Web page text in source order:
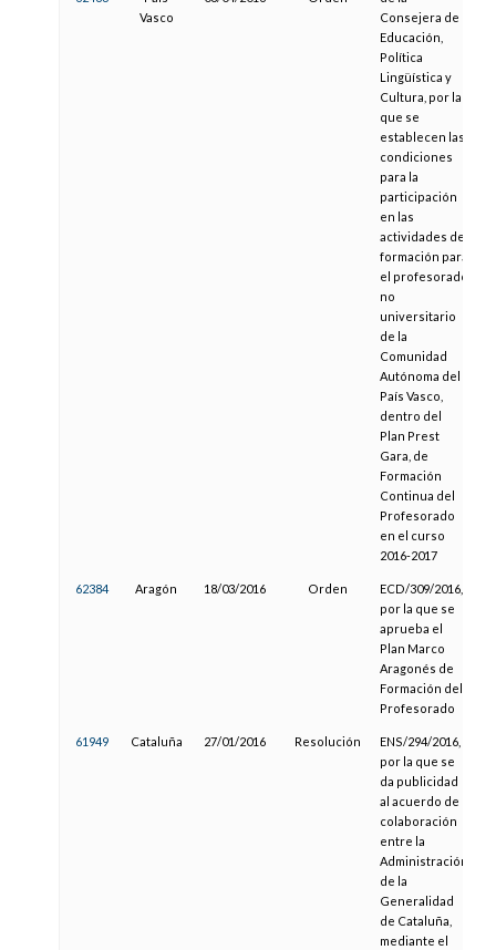
Vasco
Consejera de
Educación,
Política
Lingüística y
Cultura, por la
que se
establecen las
condiciones
para la
participación
en las
actividades de
formación para
el profesorado
no
universitario
de la
Comunidad
Autónoma del
País Vasco,
dentro del
Plan Prest
Gara, de
Formación
Continua del
Profesorado
en el curso
2016-2017
62384 Aragón 18/03/2016 Orden
ECD/309/2016,
por la que se
aprueba el
Plan Marco
Aragonés de
Formación del
Profesorado
61949 Cataluña 27/01/2016 Resolución
ENS/294/2016,
por la que se
da publicidad
al acuerdo de
colaboración
entre la
Administración
de la
Generalidad
de Cataluña,
mediante el